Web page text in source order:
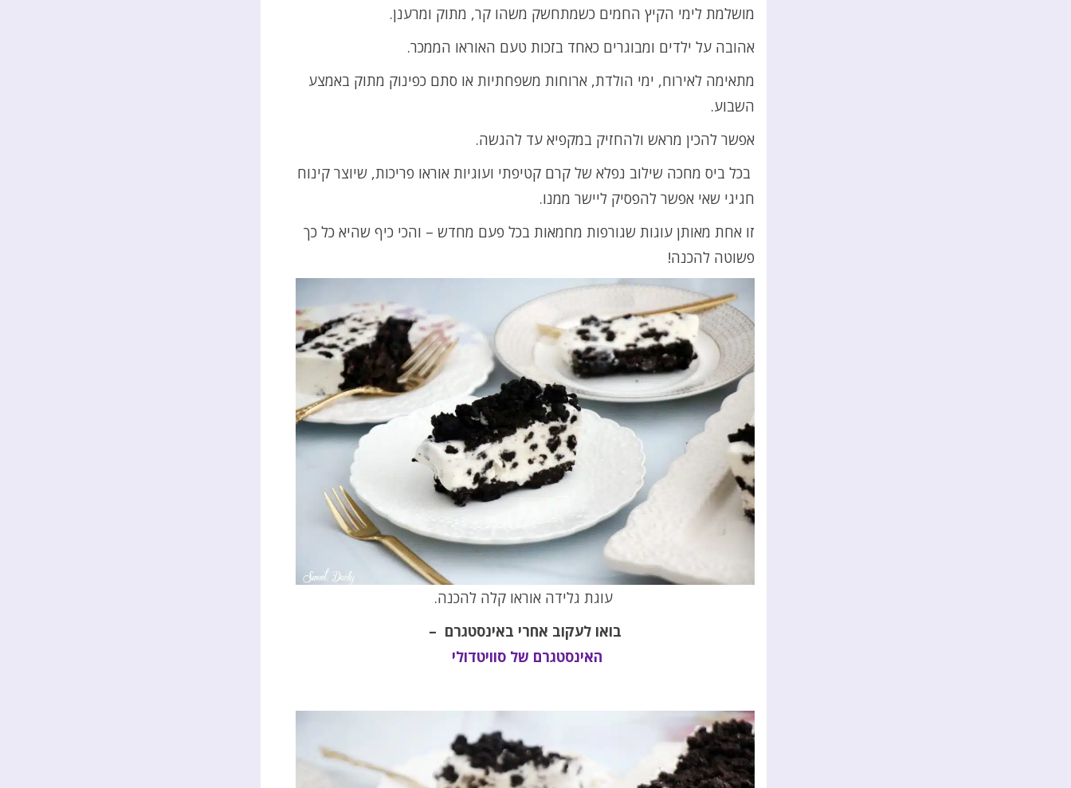
מושלמת לימי הקיץ החמים כשמתחשק משהו קר, מתוק ומרענן.
אהובה על ילדים ומבוגרים כאחד בזכות טעם האוראו הממכר.
מתאימה לאירוח, ימי הולדת, ארוחות משפחתיות או סתם כפינוק מתוק באמצע
השבוע.
אפשר להכין מראש ולהחזיק במקפיא עד להגשה.
בכל ביס מחכה שילוב נפלא של קרם קטיפתי ועוגיות אוראו פריכות, שיוצר קינוח
חגיגי שאי אפשר להפסיק ליישר ממנו.
זו אחת מאותן עוגות שגורפות מחמאות בכל פעם מחדש – והכי כיף שהיא כל כך
פשוטה להכנה!
עוגת גלידה אוראו קלה להכנה.
בואו לעקוב אחרי באינסטגרם –
האינסטגרם של סוויטדולי